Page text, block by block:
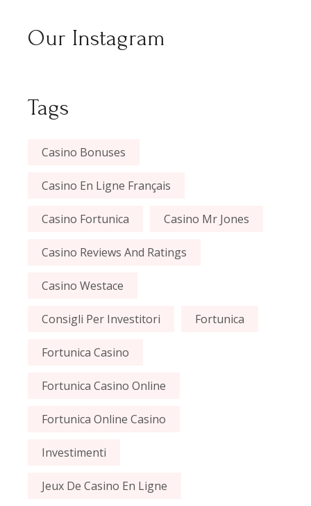
Our Instagram
Tags
Casino Bonuses
Casino En Ligne Français
Casino Fortunica Casino Mr Jones
Casino Reviews And Ratings
Casino Westace
Consigli Per Investitori Fortunica
Fortunica Casino
Fortunica Casino Online
Fortunica Online Casino
Investimenti
Jeux De Casino En Ligne